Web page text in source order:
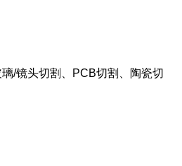
/镜头切割、PCB切割、陶瓷切